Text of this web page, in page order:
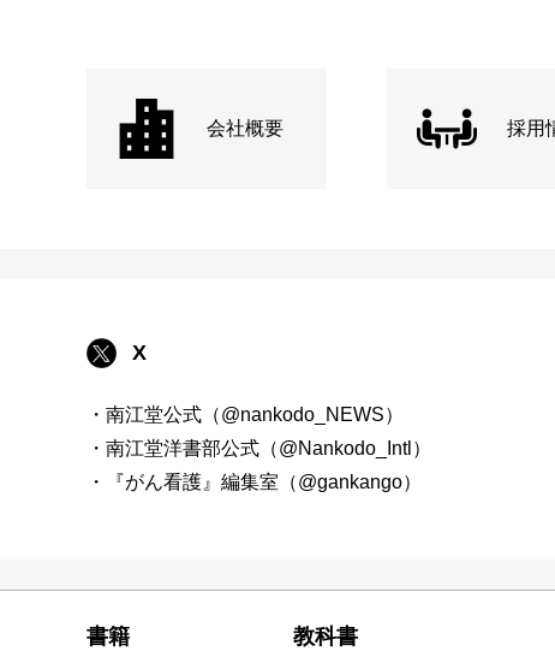
会社概要 採用
X
・南江堂公式（@nankodo_NEWS）
・南江堂洋書部公式（@Nankodo_Intl）
・『がん看護』編集室（@gankango）
書籍 教科書